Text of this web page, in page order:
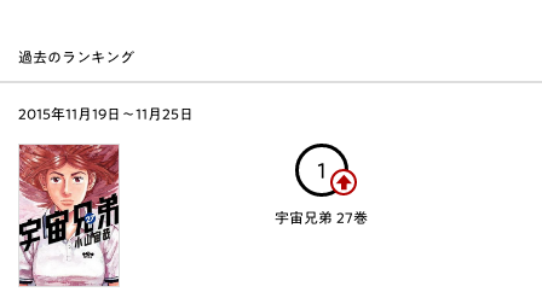
過去のランキング
2015年11月19日〜11月25日
1
宇宙兄弟 27巻